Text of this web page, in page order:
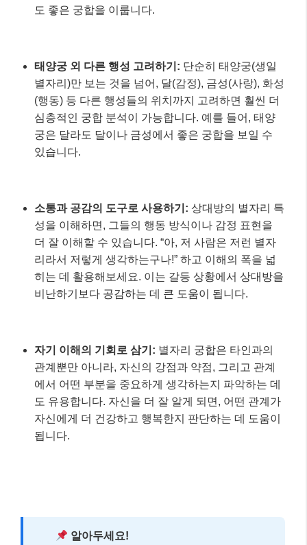
도 좋은 궁합을 이룹니다.
태양궁 외 다른 행성 고려하기: 단순히 태양궁(생일
별자리)만 보는 것을 넘어, 달(감정), 금성(사랑), 화성
(행동) 등 다른 행성들의 위치까지 고려하면 훨씬 더
심층적인 궁합 분석이 가능합니다. 예를 들어, 태양
궁은 달라도 달이나 금성에서 좋은 궁합을 보일 수
있습니다.
소통과 공감의 도구로 사용하기: 상대방의 별자리 특
성을 이해하면, 그들의 행동 방식이나 감정 표현을
더 잘 이해할 수 있습니다. “아, 저 사람은 저런 별자
리라서 저렇게 생각하는구나!” 하고 이해의 폭을 넓
히는 데 활용해보세요. 이는 갈등 상황에서 상대방을
비난하기보다 공감하는 데 큰 도움이 됩니다.
자기 이해의 기회로 삼기: 별자리 궁합은 타인과의
관계뿐만 아니라, 자신의 강점과 약점, 그리고 관계
에서 어떤 부분을 중요하게 생각하는지 파악하는 데
도 유용합니다. 자신을 더 잘 알게 되면, 어떤 관계가
자신에게 더 건강하고 행복한지 판단하는 데 도움이
됩니다.
알아두세요!